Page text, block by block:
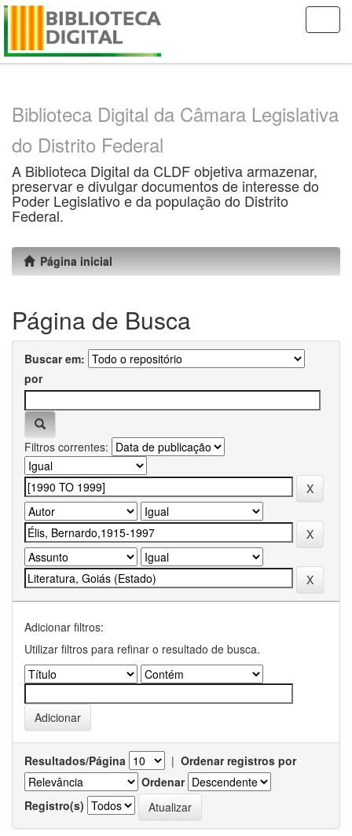
Skip
Biblioteca Digital da Câmara Legislativa
do Distrito Federal
A Biblioteca Digital da CLDF objetiva armazenar,
preservar e divulgar documentos de interesse do
Poder Legislativo e da população do Distrito
Federal.
Página inicial
Página de Busca
Buscar em:
por
Filtros correntes:
Adicionar filtros:
Utilizar filtros para refinar o resultado de busca.
Resultados/Página | Ordenar registros por
Ordenar
Registro(s)